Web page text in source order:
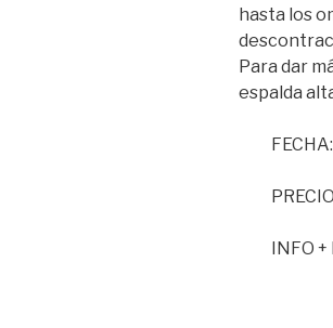
hasta los
Para dar
espalda
INFO +